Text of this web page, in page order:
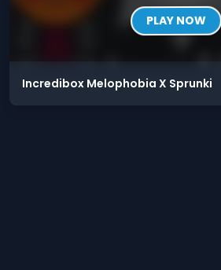
PLAY NOW
Incredibox Melophobia X Sprunki